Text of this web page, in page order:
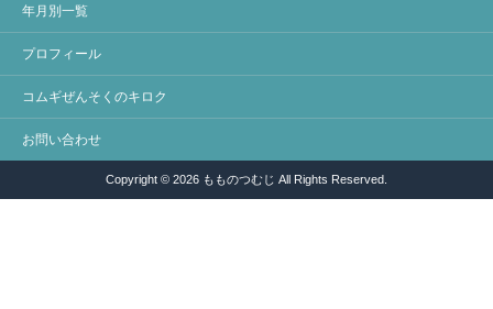
年月別一覧
プロフィール
コムギぜんそくのキロク
お問い合わせ
Copyright © 2026 もものつむじ All Rights Reserved.